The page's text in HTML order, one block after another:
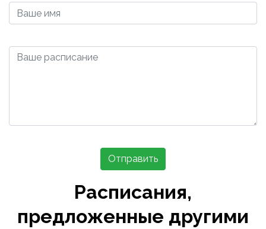
Отправить
Расписания,
предложенные другими